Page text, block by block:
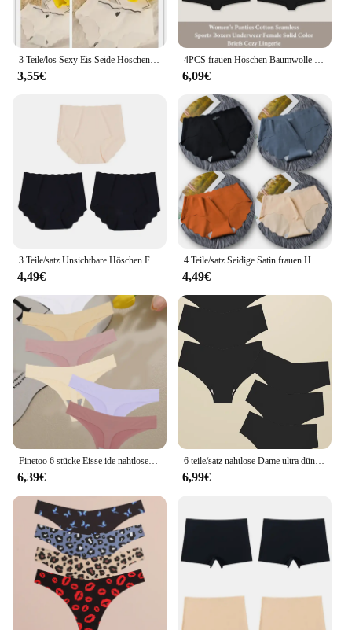
3,55€ 6,09€
4,49€
4 Teile/satz Seidige Satin frauen Höschen Nahtlose Unterwäsche Weibliche Welle Rand Unterhose Mädchen Bequeme Slip Weiche Panty Dessous
4,49€
6,39€
6 teile/satz nahtlose Dame ultra dünne Unterhose Höschen nahtlose Slips sexy V-Taille Stretch Dessous weiblich intim iert Unterhosen
6,99€